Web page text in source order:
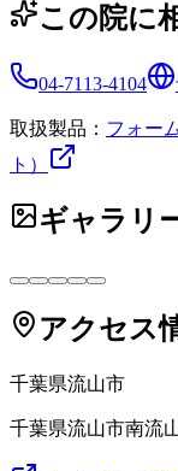
この院に
04-7113-4104
取扱製品： フォー
ト）
ギャラリ
アクセス
千葉県流山市
千葉県流山市南流